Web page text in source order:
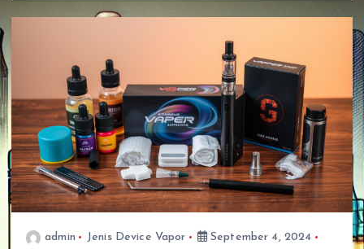
admin Jenis Device Vapor
September 4, 2024